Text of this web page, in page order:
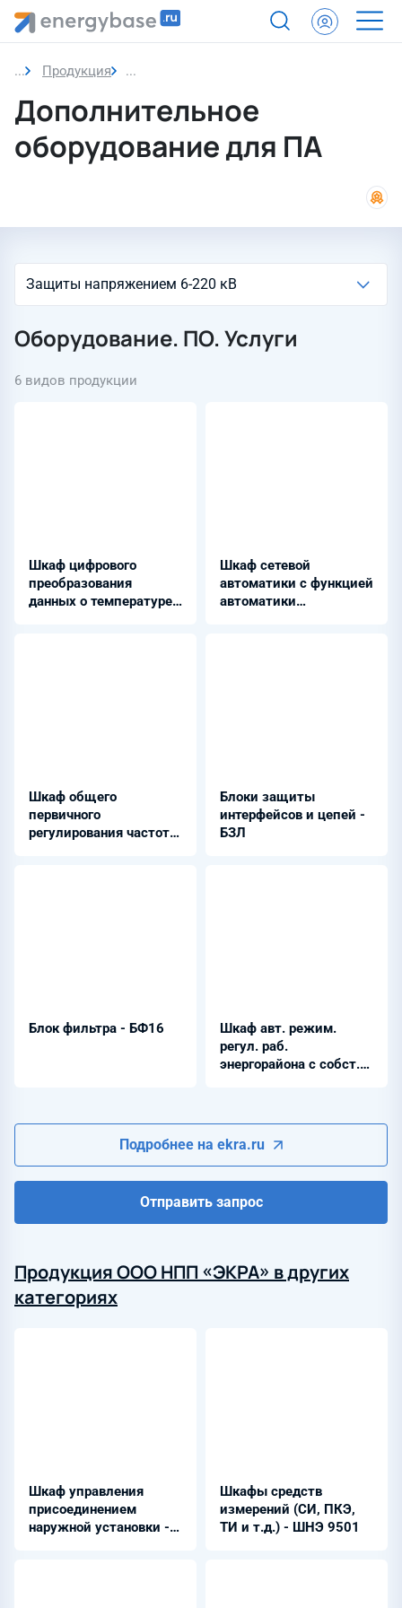
Продукция Дополнительное оборудование для ПА
Дополнительное
оборудование для ПА
Оборудование. ПО. Услуги
6 видов продукции
Шкаф цифрового
преобразования
данных о температуре
Шкаф сетевой
автоматики с функцией
автоматики
Шкаф общего
первичного
регулирования частоты
Блоки защиты
интерфейсов и цепей -
БЗЛ
Блок фильтра - БФ16
Шкаф авт. режим.
регул. раб.
энергорайона с собст.
Подробнее на ekra.ru
Отправить запрос
Продукция ООО НПП «ЭКРА» в других
категориях
Шкаф управления
присоединением
наружной установки -
Шкафы средств
измерений (СИ, ПКЭ,
ТИ и т.д.) - ШНЭ 9501